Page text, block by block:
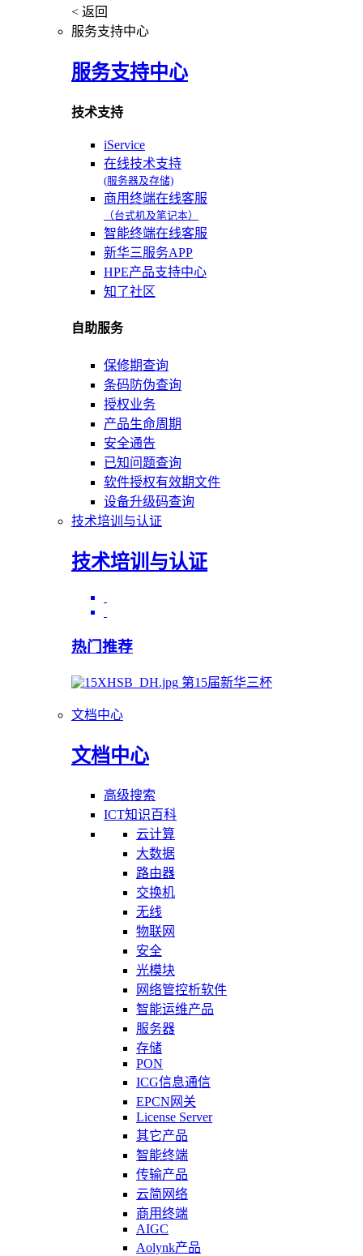
< 返回
服务支持中心
服务支持中心
技术支持
iService
在线技术支持
(服务器及存储)
商用终端在线客服
（台式机及笔记本）
智能终端在线客服
新华三服务APP
HPE产品支持中心
知了社区
自助服务
保修期查询
条码防伪查询
授权业务
产品生命周期
安全通告
已知问题查询
软件授权有效期文件
设备升级码查询
技术培训与认证
技术培训与认证
热门推荐
第15届新华三杯
文档中心
文档中心
高级搜索
ICT知识百科
云计算
大数据
路由器
交换机
无线
物联网
安全
光模块
网络管控析软件
智能运维产品
服务器
存储
PON
ICG信息通信
EPCN网关
License Server
其它产品
智能终端
传输产品
云简网络
商用终端
AIGC
Aolynk产品